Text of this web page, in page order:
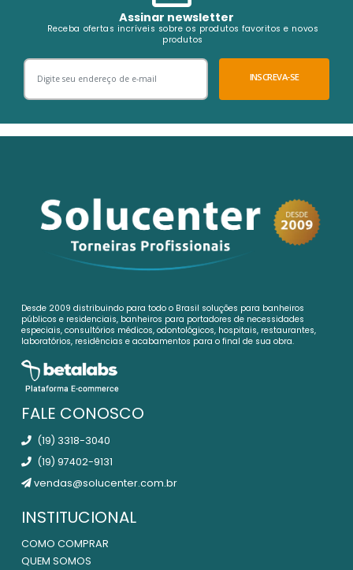
Assinar newsletter
Receba ofertas incríveis sobre os produtos favoritos e novos
produtos
INSCREVA-SE
Desde 2009 distribuindo para todo o Brasil soluções para banheiros
públicos e residenciais, banheiros para portadores de necessidades
especiais, consultórios médicos, odontológicos, hospitais, restaurantes,
laboratórios, residências e acabamentos para o final de sua obra.
FALE CONOSCO
(19) 3318-3040
(19) 97402-9131
vendas@solucenter.com.br
INSTITUCIONAL
COMO COMPRAR
QUEM SOMOS